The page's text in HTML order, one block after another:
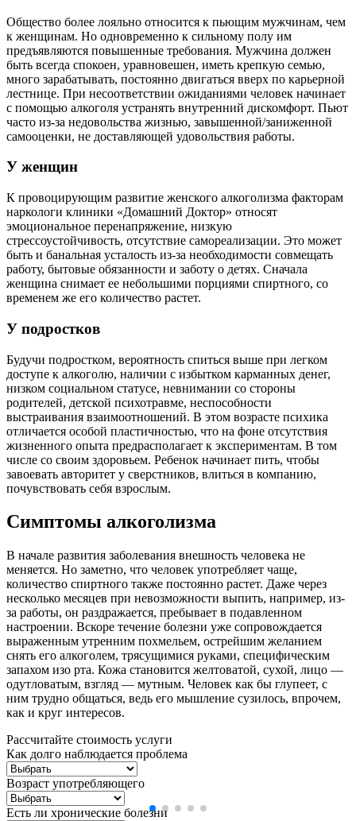
Общество более лояльно относится к пьющим мужчинам, чем
к женщинам. Но одновременно к сильному полу им
предъявляются повышенные требования. Мужчина должен
быть всегда спокоен, уравновешен, иметь крепкую семью,
много зарабатывать, постоянно двигаться вверх по карьерной
лестнице. При несоответствии ожиданиями человек начинает
с помощью алкоголя устранять внутренний дискомфорт. Пьют
часто из-за недовольства жизнью, завышенной/заниженной
самооценки, не доставляющей удовольствия работы.
У женщин
К провоцирующим развитие женского алкоголизма факторам
наркологи клиники «Домашний Доктор» относят
эмоциональное перенапряжение, низкую
стрессоустойчивость, отсутствие самореализации. Это может
быть и банальная усталость из-за необходимости совмещать
работу, бытовые обязанности и заботу о детях. Сначала
женщина снимает ее небольшими порциями спиртного, со
временем же его количество растет.
У подростков
Будучи подростком, вероятность спиться выше при легком
доступе к алкоголю, наличии с избытком карманных денег,
низком социальном статусе, невнимании со стороны
родителей, детской психотравме, неспособности
выстраивания взаимоотношений. В этом возрасте психика
отличается особой пластичностью, что на фоне отсутствия
жизненного опыта предрасполагает к экспериментам. В том
числе со своим здоровьем. Ребенок начинает пить, чтобы
завоевать авторитет у сверстников, влиться в компанию,
почувствовать себя взрослым.
Симптомы алкоголизма
В начале развития заболевания внешность человека не
меняется. Но заметно, что человек употребляет чаще,
количество спиртного также постоянно растет. Даже через
несколько месяцев при невозможности выпить, например, из-
за работы, он раздражается, пребывает в подавленном
настроении. Вскоре течение болезни уже сопровождается
выраженным утренним похмельем, острейшим желанием
снять его алкоголем, трясущимися руками, специфическим
запахом изо рта. Кожа становится желтоватой, сухой, лицо —
одутловатым, взгляд — мутным. Человек как бы глупеет, с
ним трудно общаться, ведь его мышление сузилось, впрочем,
как и круг интересов.
Рассчитайте стоимость услуги
Как долго наблюдается проблема
Возраст употребляющего
Есть ли хронические болезни